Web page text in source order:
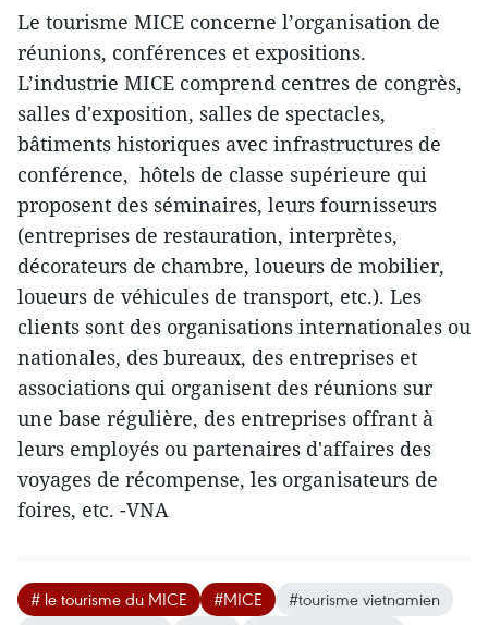
Le tourisme MICE concerne l’organisation de
réunions, conférences et expositions.
L’industrie MICE comprend centres de congrès,
salles d'exposition, salles de spectacles,
bâtiments historiques avec infrastructures de
conférence, hôtels de classe supérieure qui
proposent des séminaires, leurs fournisseurs
(entreprises de restauration, interprètes,
décorateurs de chambre, loueurs de mobilier,
loueurs de véhicules de transport, etc.). L​es
clients sont des organisations internationales ou
nationales, des bureaux, des entreprises et
associations qui organisent des réunions sur
une base régulière, des entreprises offrant à
leurs employés ou partenaires d'affaires des
voyages de récompense, les organisateurs de
foires, etc. -VNA
# le tourisme du MICE #MICE
#tourisme vietnamien